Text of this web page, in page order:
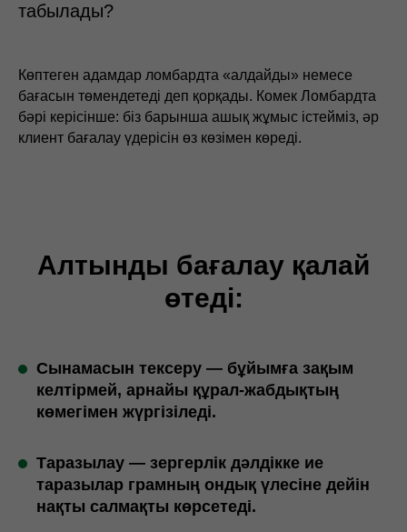
табылады?
Көптеген адамдар ломбардта «алдайды» немесе
бағасын төмендетеді деп қорқады. Комек Ломбардта
бәрі керісінше: біз барынша ашық жұмыс істейміз, әр
клиент бағалау үдерісін өз көзімен көреді.
Алтынды бағалау қалай
өтеді:
Сынамасын тексеру — бұйымға зақым
келтірмей, арнайы құрал-жабдықтың
көмегімен жүргізіледі.
Таразылау — зергерлік дәлдікке ие
таразылар грамның ондық үлесіне дейін
нақты салмақты көрсетеді.